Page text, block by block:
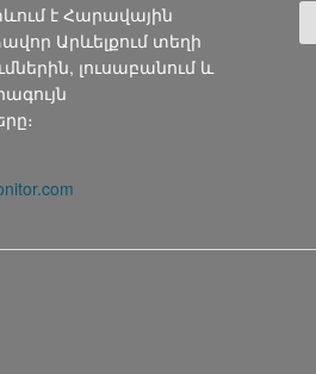
է Հարավային
Արևելքում տեղի
լուսաբանում և